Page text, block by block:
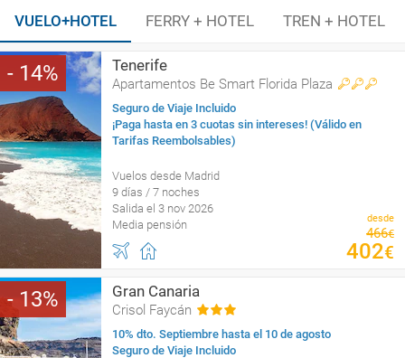
VUELO+HOTEL FERRY + HOTEL TREN + HOTEL
14 Tenerife
Apartamentos Be Smart Florida Plaza
Seguro de Viaje Incluido
¡Paga hasta en 3 cuotas sin intereses! (Válido en
Tarifas Reembolsables)
Vuelos desde Madrid
9 días / 7 noches
Salida el 3 nov 2026
Media pensión
desde
466€
402€
13 Gran Canaria
Crisol Faycán
10% dto. Septiembre hasta el 10 de agosto
Seguro de Viaje Incluido